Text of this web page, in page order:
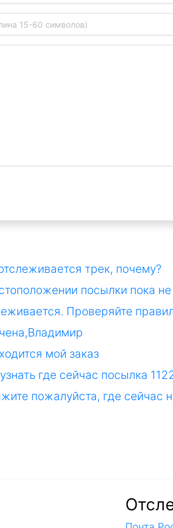
трек, почему?
посылки пока не
Проверяйте
мой заказ
где сейчас посылка
пожалуйста, где сейчас